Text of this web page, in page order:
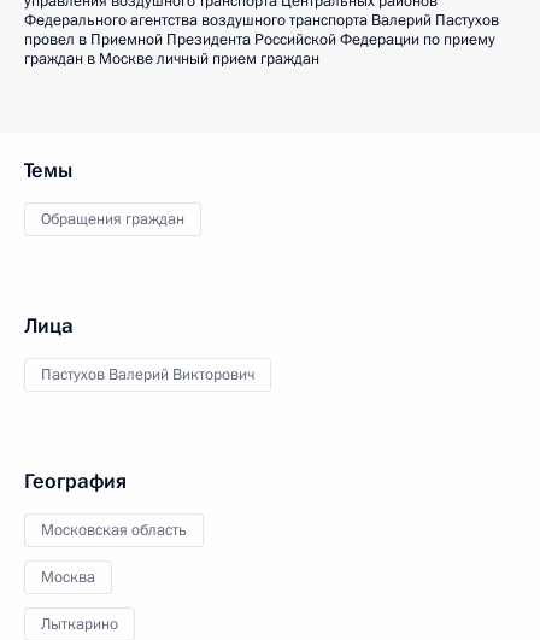
Федерального агентства воздушного транспорта Валерий Пастухов
провел в Приемной Президента Российской Федерации по приему
граждан в Москве личный прием граждан
Темы
Обращения граждан
Лица
Пастухов Валерий Викторович
География
Московская область
Москва
Лыткарино